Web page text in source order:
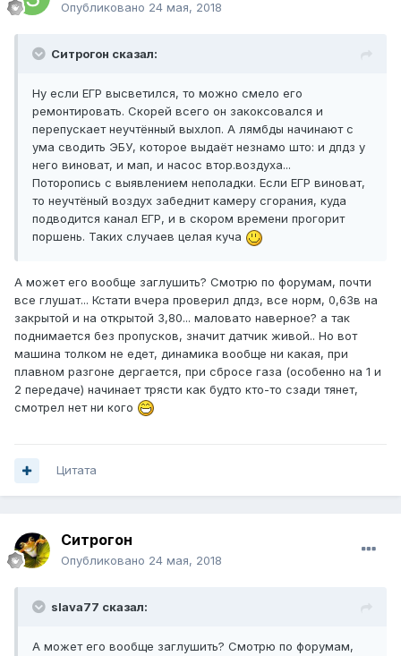
Опубликовано 24 мая, 2018
Ситрогон сказал:
Ну если ЕГР высветился, то можно смело его
ремонтировать. Скорей всего он закоксовался и
перепускает неучтённый выхлоп. А лямбды начинают с
ума сводить ЭБУ, которое выдаёт незнамо што: и дпдз у
него виноват, и мап, и насос втор.воздуха...
Поторопись с выявлением неполадки. Если ЕГР виноват,
то неучтёный воздух забеднит камеру сгорания, куда
подводится канал ЕГР, и в скором времени прогорит
поршень. Таких случаев целая куча
А может его вообще заглушить? Смотрю по форумам, почти
все глушат... Кстати вчера проверил дпдз, все норм, 0,63в на
закрытой и на открытой 3,80... маловато наверное? а так
поднимается без пропусков, значит датчик живой.. Но вот
машина толком не едет, динамика вообще ни какая, при
плавном разгоне дергается, при сбросе газа (особенно на 1 и
2 передаче) начинает трясти как будто кто-то сзади тянет,
смотрел нет ни кого
Цитата
Ситрогон
Опубликовано 24 мая, 2018
slava77 сказал:
А может его вообще заглушить? Смотрю по форумам,